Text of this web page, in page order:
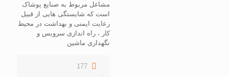
مشاغل مربوط به صنایع پوشاک
است که شایستگی هایی از قبیل
رعایت ایمنی و بهداشت در محیط
کار ، راه اندازی سرویس و
نگهداری ماشین
177